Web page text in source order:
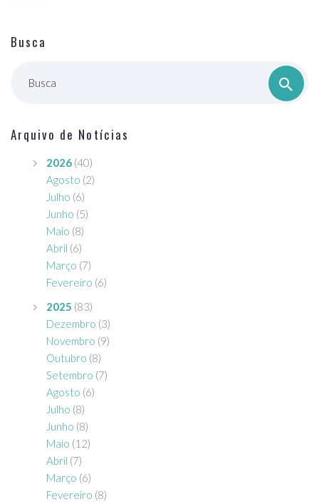
Busca
Busca
Arquivo de Notícias
2026 (40)
Agosto (2)
Julho (6)
Junho (5)
Maio (8)
Abril (6)
Março (7)
Fevereiro (6)
2025 (83)
Dezembro (3)
Novembro (9)
Outubro (8)
Setembro (7)
Agosto (6)
Julho (8)
Junho (8)
Maio (12)
Abril (7)
Março (6)
Fevereiro (8)